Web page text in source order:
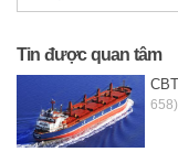
Tin được quan tâm
658)